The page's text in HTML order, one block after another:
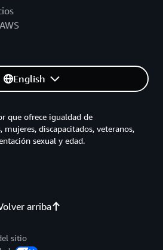
English
arriba
que ofrece igualdad de
discapacitados, veteranos,
sexual y edad.
sitio